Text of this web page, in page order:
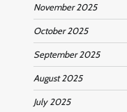
November 2025
October 2025
September 2025
August 2025
July 2025